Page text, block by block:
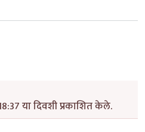
या दिवशी प्रकाशित केले.